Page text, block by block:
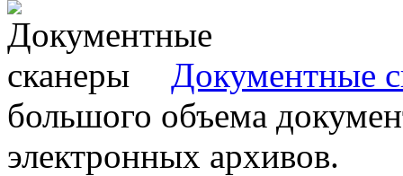
Документные
большого объема
электронных архивов.